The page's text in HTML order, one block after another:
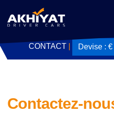
CONTACT Devise :€
Contactez-